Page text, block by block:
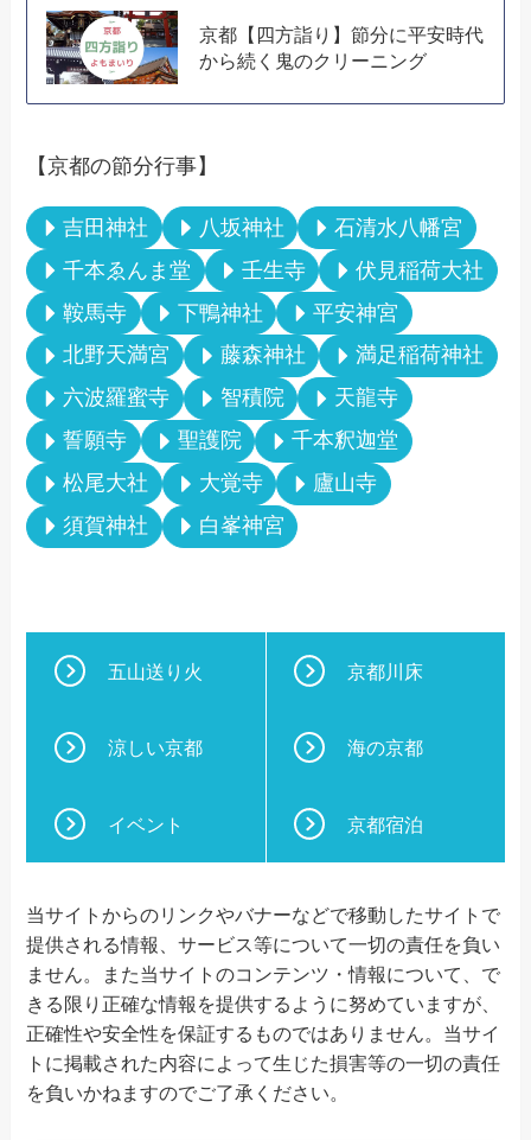
京都【四方詣り】節分に平安時代
から続く鬼のクリーニング
【京都の節分行事】
吉田神社 八坂神社
石清水八幡宮
千本ゑんま堂
壬生寺
伏見稲荷大社
鞍馬寺
下鴨神社
平安神宮
北野天満宮
藤森神社
満足稲荷神社
六波羅蜜寺
智積院
天龍寺
誓願寺
聖護院
千本釈迦堂
松尾大社
大覚寺
廬山寺
須賀神社
白峯神宮
五山送り火 京都川床
涼しい京都 海の京都
イベント 京都宿泊
当サイトからのリンクやバナーなどで移動したサイトで
提供される情報、サービス等について一切の責任を負い
ません。また当サイトのコンテンツ・情報について、で
きる限り正確な情報を提供するように努めていますが、
正確性や安全性を保証するものではありません。当サイ
トに掲載された内容によって生じた損害等の一切の責任
を負いかねますのでご了承ください。